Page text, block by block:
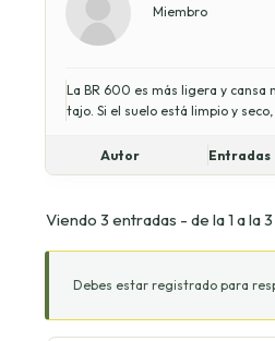
Miembro
La BR 600 es más ligera y cansa
tajo. Si el suelo está limpio y
Autor Entradas
Viendo 3 entradas - de la 1 a la
Debes estar registrado para